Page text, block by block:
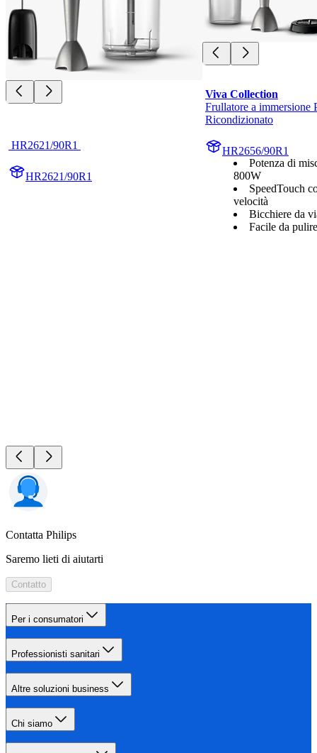
HR2621/90R1
HR2621/90R1
Viva Collection
Frullatore a immersione
Ricondizionato
HR2656/90R1
Potenza di
800W
SpeedTouch
velocità
Bicchiere da
Facile da pulire
Contatta Philips
Saremo lieti di aiutarti
Contatto
Per i consumatori
Professionisti sanitari
Altre soluzioni business
Chi siamo